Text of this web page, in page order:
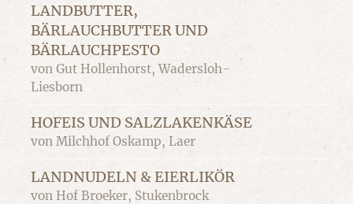
LANDBUTTER,
BÄRLAUCHBUTTER UND
BÄRLAUCHPESTO
von Gut Hollenhorst, Wadersloh-
Liesborn
HOFEIS UND SALZLAKENKÄSE
von Milchhof Oskamp, Laer
LANDNUDELN & EIERLIKÖR
von Hof Broeker, Stukenbrock